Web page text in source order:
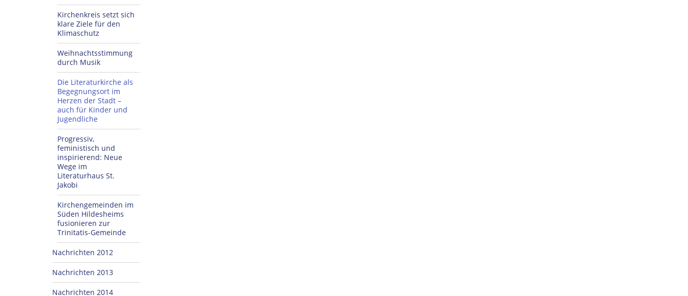
Kirchenkreis setzt sich
klare Ziele für den
Klimaschutz
Weihnachtsstimmung
durch Musik
Die Literaturkirche als
Begegnungsort im
Herzen der Stadt –
auch für Kinder und
Jugendliche
Progressiv,
feministisch und
inspirierend: Neue
Wege im
Literaturhaus St.
Jakobi
Kirchengemeinden im
Süden Hildesheims
fusionieren zur
Trinitatis-Gemeinde
Nachrichten 2012
Nachrichten 2013
Nachrichten 2014